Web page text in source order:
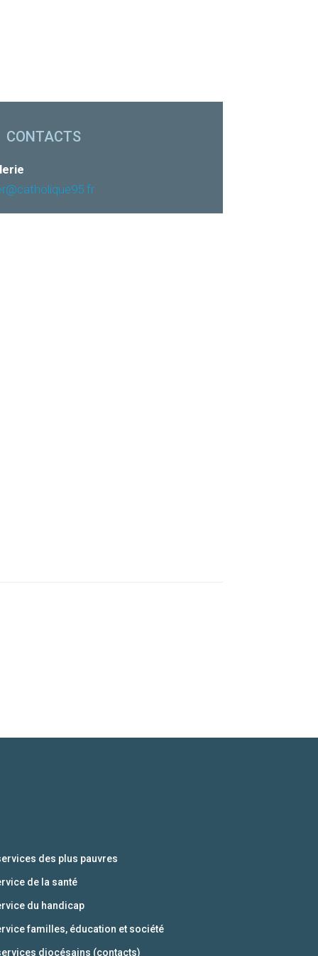
CONTACTS
des plus pauvres
de la santé
du handicap
familles, éducation et société
diocésains (contacts)